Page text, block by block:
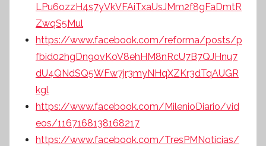
LPu6ozzH4s7yVkVFAiTxaUsJMm2f8gFaDmtR
ZwqS5Mul
https://www.facebook.com/reforma/posts/p
fbid02hgDn9ovKoV8ehHM8nRcU7B7QJHnu7
dU4QNdSQ5WFw7jr3myNHqXZKr3dTqAUGR
kgl
https://www.facebook.com/MilenioDiario/vid
eos/1167168138168217
https://www.facebook.com/TresPMNoticias/